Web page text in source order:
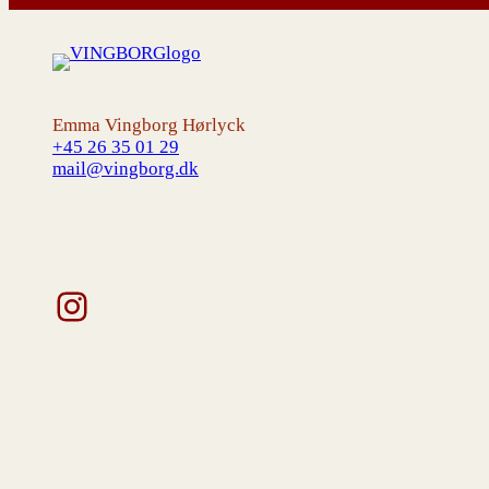
Emma Vingborg Hørlyck
+45 26 35 01 29
mail@vingborg.dk
Instagram